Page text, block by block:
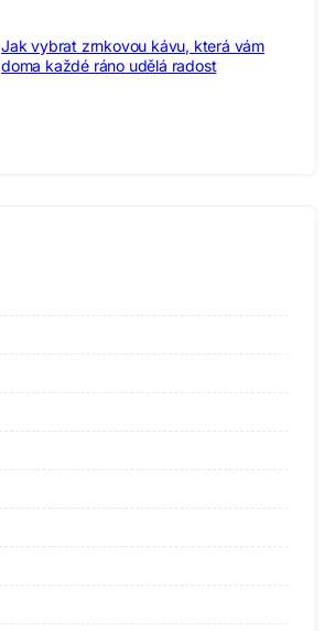
Jak vybrat zrnkovou kávu, která vám
doma každé ráno udělá radost